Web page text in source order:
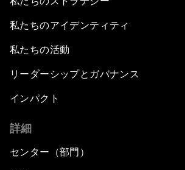
私たちのアイデンティティ
私たちの活動
リーダーシップとガバナンス
インパクト
詳細
センター（部門）